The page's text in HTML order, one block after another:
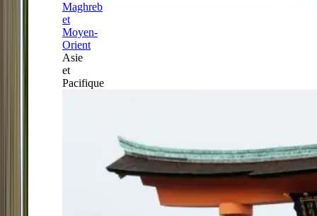
Maghreb
et
Moyen-
Orient
Asie
et
Pacifique